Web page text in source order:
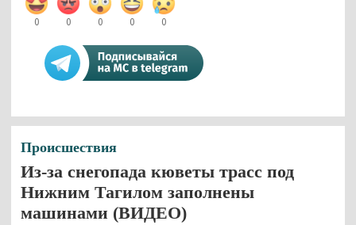
0 0 0 0 0
Происшествия
Из-за снегопада кюветы трасс под
Нижним Тагилом заполнены
машинами (ВИДЕО)